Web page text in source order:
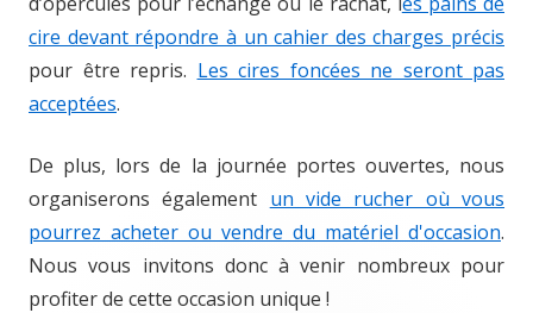
cire devant répondre à un cahier des charges précis
pour être repris. Les cires foncées ne seront pas
acceptées.
De plus, lors de la journée portes ouvertes, nous
organiserons également un vide rucher où vous
pourrez acheter ou vendre du matériel d'occasion.
Nous vous invitons donc à venir nombreux pour
profiter de cette occasion unique !